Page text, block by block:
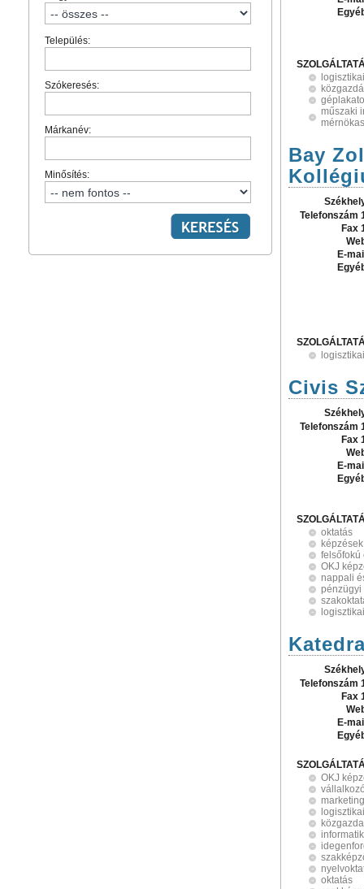
Település:
Szókeresés:
Márkanév:
Minősítés:
műszaki
Bay
Telefonszám
Fax
E-
Civis
Telefonszám
Fax
E-
oktatás
képzések
felsőfokú
OKJ
nappali
pénzügyi
Telefonszám
Fax
E-
OKJ
oktatás